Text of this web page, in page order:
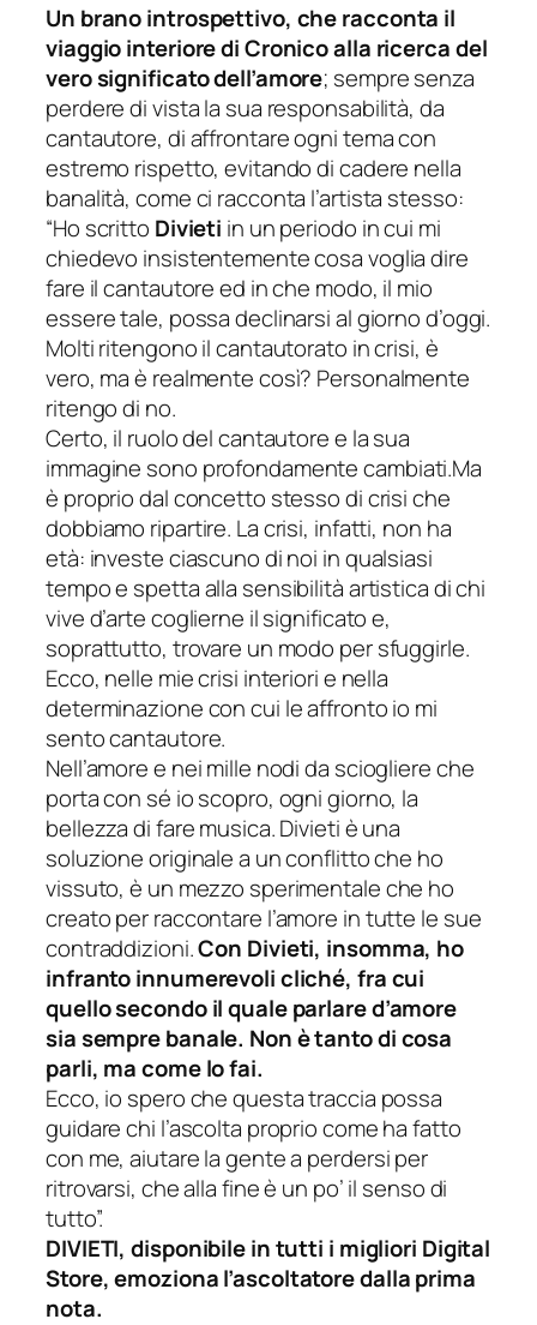
Un brano introspettivo, che racconta il
viaggio interiore di Cronico alla ricerca del
vero significato dell’amore; sempre senza
perdere di vista la sua responsabilità, da
cantautore, di affrontare ogni tema con
estremo rispetto, evitando di cadere nella
banalità, come ci racconta l’artista stesso:
“Ho scritto Divieti in un periodo in cui mi
chiedevo insistentemente cosa voglia dire
fare il cantautore ed in che modo, il mio
essere tale, possa declinarsi al giorno d’oggi.
Molti ritengono il cantautorato in crisi, è
vero, ma è realmente così? Personalmente
ritengo di no.
Certo, il ruolo del cantautore e la sua
immagine sono profondamente cambiati.Ma
è proprio dal concetto stesso di crisi che
dobbiamo ripartire. La crisi, infatti, non ha
età: investe ciascuno di noi in qualsiasi
tempo e spetta alla sensibilità artistica di chi
vive d’arte coglierne il significato e,
soprattutto, trovare un modo per sfuggirle.
Ecco, nelle mie crisi interiori e nella
determinazione con cui le affronto io mi
sento cantautore.
Nell’amore e nei mille nodi da sciogliere che
porta con sé io scopro, ogni giorno, la
bellezza di fare musica. Divieti è una
soluzione originale a un conflitto che ho
vissuto, è un mezzo sperimentale che ho
creato per raccontare l’amore in tutte le sue
contraddizioni.Con Divieti, insomma, ho
infranto innumerevoli cliché, fra cui
quello secondo il quale parlare d’amore
sia sempre banale. Non è tanto di cosa
parli, ma come lo fai.
Ecco, io spero che questa traccia possa
guidare chi l’ascolta proprio come ha fatto
con me, aiutare la gente a perdersi per
ritrovarsi, che alla fine è un po’ il senso di
tutto”.
DIVIETI, disponibile in tutti i migliori Digital
Store, emoziona l’ascoltatore dalla prima
nota.